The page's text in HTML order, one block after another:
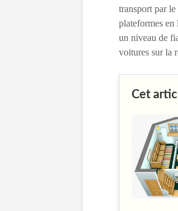
transport par le
plateformes en
un niveau de
voitures sur la
Cet